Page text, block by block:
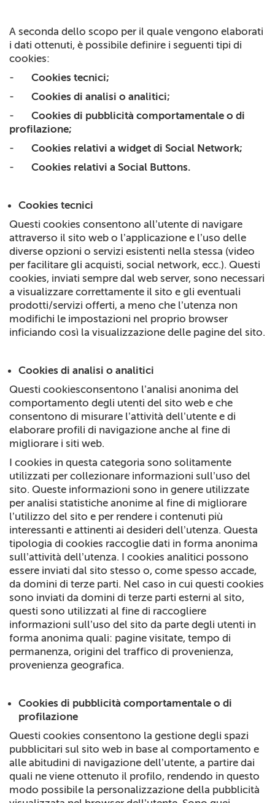
A seconda dello scopo per il quale vengono elaborati
i dati ottenuti, è possibile definire i seguenti tipi di
cookies:
-
Cookies tecnici;
-
Cookies di analisi o analitici;
-
Cookies di pubblicità comportamentale o di
profilazione;
-
Cookies relativi a widget di Social Network;
-
Cookies relativi a Social Buttons.
Cookies tecnici
Questi cookies consentono all’utente di navigare
attraverso il sito web o l’applicazione e l’uso delle
diverse opzioni o servizi esistenti nella stessa (video
per facilitare gli acquisti, social network, ecc.). Questi
cookies, inviati sempre dal web server, sono necessari
a visualizzare correttamente il sito e gli eventuali
prodotti/servizi offerti, a meno che l’utenza non
modifichi le impostazioni nel proprio browser
inficiando così la visualizzazione delle pagine del sito.
Cookies di analisi o analitici
Questi cookiesconsentono l’analisi anonima del
comportamento degli utenti del sito web e che
consentono di misurare l’attività dell’utente e di
elaborare profili di navigazione anche al fine di
migliorare i siti web.
I cookies in questa categoria sono solitamente
utilizzati per collezionare informazioni sull’uso del
sito. Queste informazioni sono in genere utilizzate
per analisi statistiche anonime al fine di migliorare
l’utilizzo del sito e per rendere i contenuti più
interessanti e attinenti ai desideri dell’utenza. Questa
tipologia di cookies raccoglie dati in forma anonima
sull’attività dell’utenza. I cookies analitici possono
essere inviati dal sito stesso o, come spesso accade,
da domini di terze parti. Nel caso in cui questi cookies
sono inviati da domini di terze parti esterni al sito,
questi sono utilizzati al fine di raccogliere
informazioni sull’uso del sito da parte degli utenti in
forma anonima quali: pagine visitate, tempo di
permanenza, origini del traffico di provenienza,
provenienza geografica.
Cookies di pubblicità comportamentale o di
profilazione
Questi cookies consentono la gestione degli spazi
pubblicitari sul sito web in base al comportamento e
alle abitudini di navigazione dell’utente, a partire dai
quali ne viene ottenuto il profilo, rendendo in questo
modo possibile la personalizzazione della pubblicità